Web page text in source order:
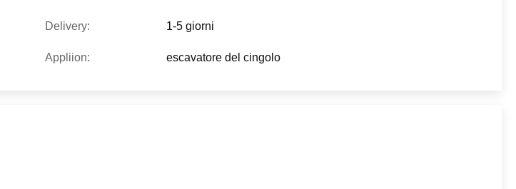
Delivery: 1-5 giorni
Appliion: escavatore del cingolo